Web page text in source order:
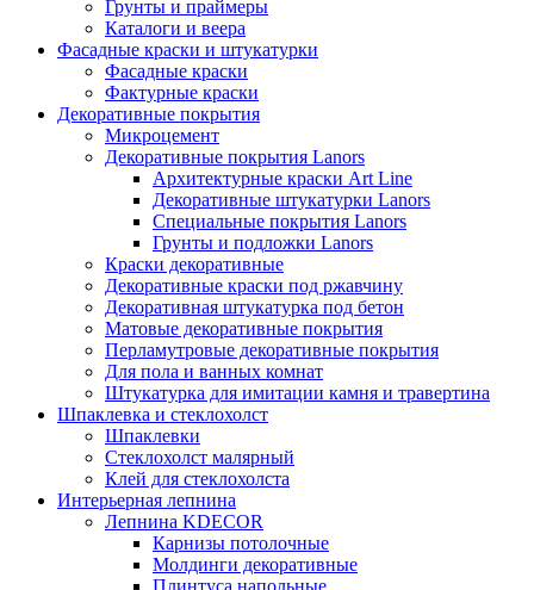
Грунты и праймеры
Каталоги и веера
Фасадные краски и штукатурки
Фасадные краски
Фактурные краски
Декоративные покрытия
Микроцемент
Декоративные покрытия Lanors
Архитектурные краски Art Line
Декоративные штукатурки Lanors
Специальные покрытия Lanors
Грунты и подложки Lanors
Краски декоративные
Декоративные краски под ржавчину
Декоративная штукатурка под бетон
Матовые декоративные покрытия
Перламутровые декоративные покрытия
Для пола и ванных комнат
Штукатурка для имитации камня и травертина
Шпаклевка и стеклохолст
Шпаклевки
Стеклохолст малярный
Клей для стеклохолста
Интерьерная лепнина
Лепнина KDECOR
Карнизы потолочные
Молдинги декоративные
Плинтуса напольные